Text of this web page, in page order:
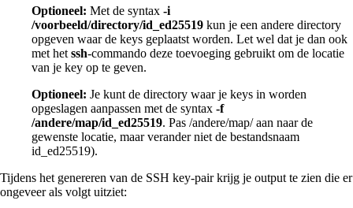
Optioneel: Met de syntax -i
/voorbeeld/directory/id_ed25519 kun je een andere directory
opgeven waar de keys geplaatst worden. Let wel dat je dan ook
met het ssh-commando deze toevoeging gebruikt om de locatie
van je key op te geven.
Optioneel: Je kunt de directory waar je keys in worden
opgeslagen aanpassen met de syntax -f
/andere/map/id_ed25519. Pas /andere/map/ aan naar de
gewenste locatie, maar verander niet de bestandsnaam
id_ed25519).
Tijdens het genereren van de SSH key-pair krijg je output te zien die er
ongeveer als volgt uitziet: